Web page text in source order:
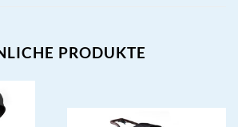
PRODUKTE